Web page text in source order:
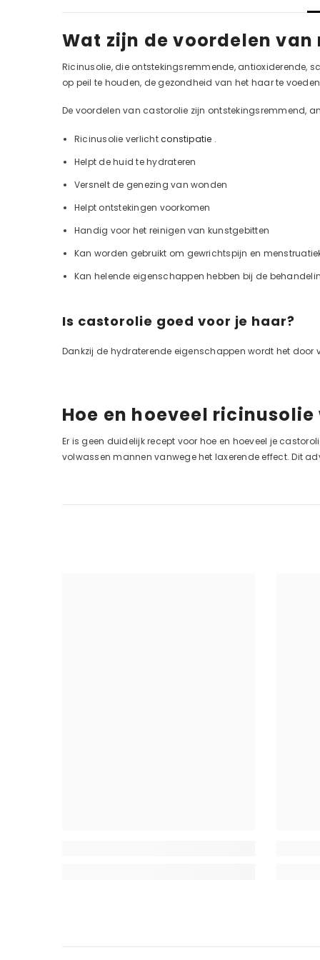
Wat zijn de voordelen
Ricinusolie, die ontstekingsremmende, antioxiderende,
op peil te houden, de gezondheid van het haar te
De voordelen van castorolie zijn ontstekingsremmend,
Ricinusolie verlichtconstipatie .
Helpt de huid te hydrateren
Versnelt de genezing van wonden
Helpt ontstekingen voorkomen
Handig voor het reinigen van kunstgebitten
Kan worden gebruikt om gewrichtspijn en
Kan helende eigenschappen hebben bij de
Is castorolie goed voor je haar?
Dankzij de hydraterende eigenschappen wordt het door
Hoe en hoeveel
Er is geen duidelijk recept voor hoe en hoeveel je
volwassen mannen vanwege het laxerende effect. Dit